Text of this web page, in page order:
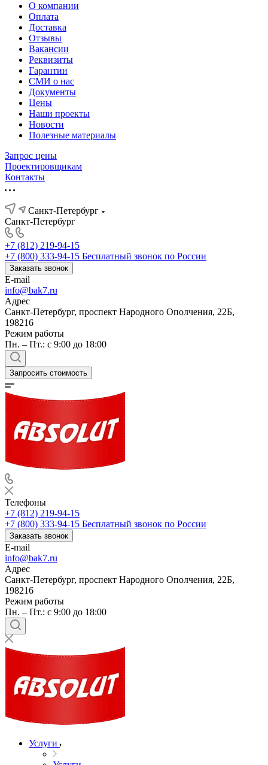
О компании
Оплата
Доставка
Отзывы
Вакансии
Реквизиты
Гарантии
СМИ о нас
Документы
Цены
Наши проекты
Новости
Полезные материалы
Запрос цены
Проектировщикам
Контакты
Санкт-Петербург
Санкт-Петербург
+7 (812) 219-94-15
+7 (800) 333-94-15 Бесплатный звонок по России
Заказать звонок
E-mail
info@bak7.ru
Адрес
Санкт-Петербург, проспект Народного Ополчения, 22Б,
198216
Режим работы
Пн. – Пт.: с 9:00 до 18:00
Запросить стоимость
Телефоны
+7 (812) 219-94-15
+7 (800) 333-94-15 Бесплатный звонок по России
Заказать звонок
E-mail
info@bak7.ru
Адрес
Санкт-Петербург, проспект Народного Ополчения, 22Б,
198216
Режим работы
Пн. – Пт.: с 9:00 до 18:00
Услуги